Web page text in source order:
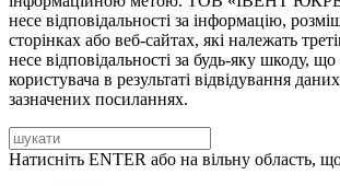
несе відповідальності за інформацію,
сторінках або веб-сайтах, які належать
несе відповідальності за будь-яку шкоду,
користувача в результаті відвідування
зазначених посиланнях.
Натисніть ENTER або на вільну область,